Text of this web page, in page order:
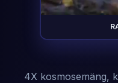
4X kosmosemäng,